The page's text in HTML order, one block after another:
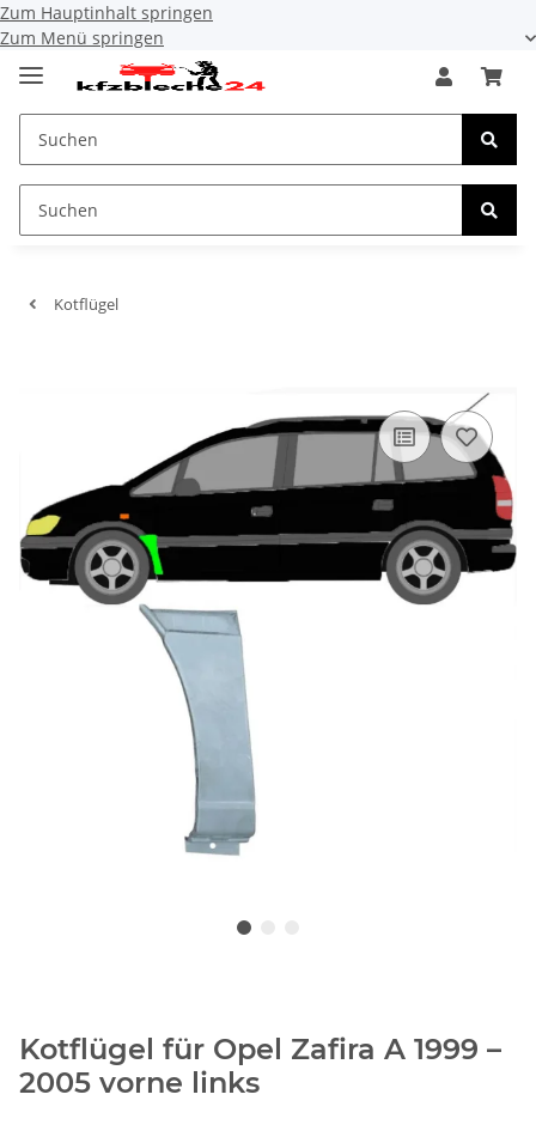
Zum Hauptinhalt springen
Zum Menü springen
Kotflügel
Kotflügel für Opel Zafira A 1999 –
2005 vorne links